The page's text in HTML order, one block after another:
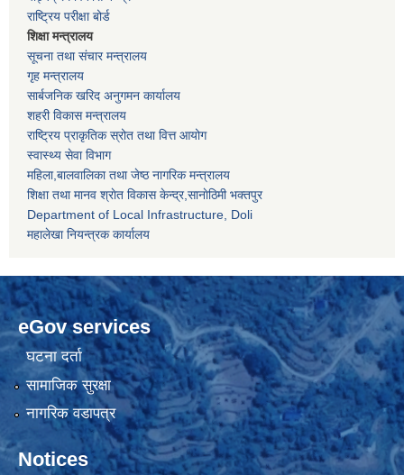
राष्ट्रिय परीक्षा बोर्ड
शिक्षा मन्त्रालय
सूचना तथा संचार मन्त्रालय
गृह मन्त्रालय
सार्बजनिक खरिद अनुगमन कार्यालय
शहरी विकास मन्त्रालय
राष्ट्रिय प्राकृतिक स्रोत तथा वित्त आयोग
स्वास्थ्य सेवा विभाग
महिला,बालवालिका तथा जेष्ठ नागरिक मन्त्रालय
शिक्षा तथा मानव श्राेत विकास केन्द्र,सानाेठिमी भक्तपुर
Department of Local Infrastructure, Doli
महालेखा नियन्त्रक कार्यालय
eGov services
घटना दर्ता
सामाजिक सुरक्षा
नागरिक वडापत्र
Notices